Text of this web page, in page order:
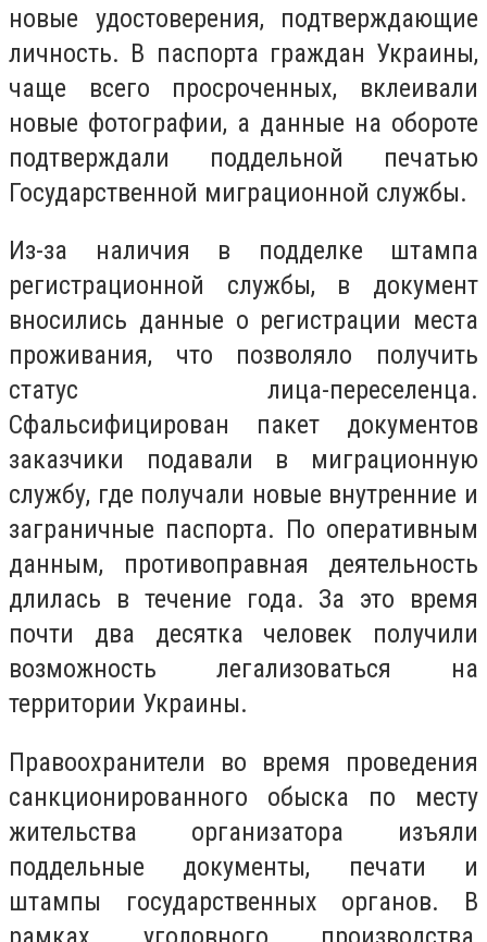
новые удостоверения, подтверждающие
личность. В паспорта граждан Украины,
чаще всего просроченных, вклеивали
новые фотографии, а данные на обороте
подтверждали поддельной печатью
Государственной миграционной службы.
Из-за наличия в подделке штампа
регистрационной службы, в документ
вносились данные о регистрации места
проживания, что позволяло получить
статус лица-переселенца.
Сфальсифицирован пакет документов
заказчики подавали в миграционную
службу, где получали новые внутренние и
заграничные паспорта. По оперативным
данным, противоправная деятельность
длилась в течение года. За это время
почти два десятка человек получили
возможность легализоваться на
территории Украины.
Правоохранители во время проведения
санкционированного обыска по месту
жительства организатора изъяли
поддельные документы, печати и
штампы государственных органов. В